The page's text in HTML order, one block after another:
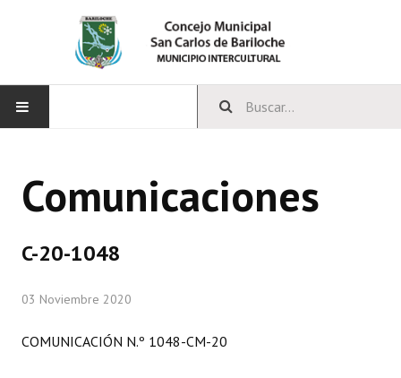
CONCEJO
Comisiones Especiales
Comunicaciones
C-20-1048
03 Noviembre 2020
COMUNICACIÓN N.º 1048-CM-20